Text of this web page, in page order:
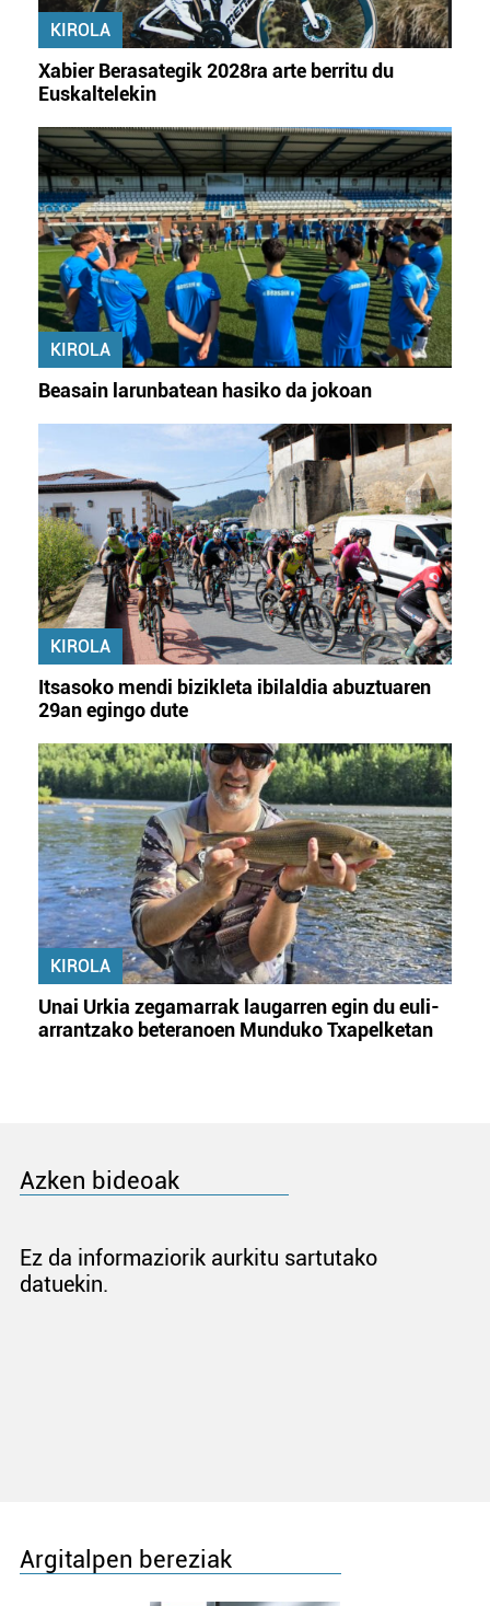
KIROLA
Xabier Berasategik 2028ra arte berritu du
Euskaltelekin
KIROLA
Beasain larunbatean hasiko da jokoan
KIROLA
Itsasoko mendi bizikleta ibilaldia abuztuaren
29an egingo dute
KIROLA
Unai Urkia zegamarrak laugarren egin du euli-
arrantzako beteranoen Munduko Txapelketan
Azken bideoak
Ez da informaziorik aurkitu sartutako
datuekin.
Argitalpen bereziak